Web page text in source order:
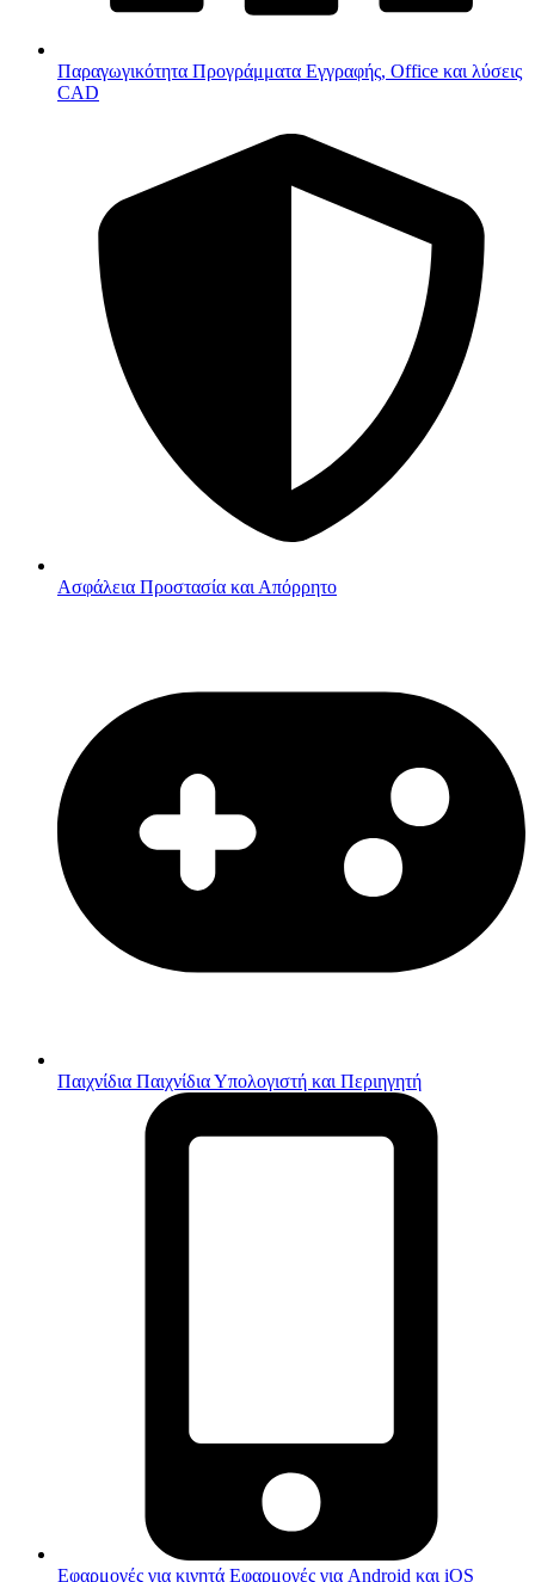
Παραγωγικότητα Προγράμματα Εγγραφής, Office και λύσεις
CAD
Ασφάλεια Προστασία και Απόρρητο
Παιχνίδια Παιχνίδια Υπολογιστή και Περιηγητή
Εφαρμογές για κινητά Εφαρμογές για Android και iOS